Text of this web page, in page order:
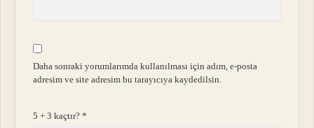
Daha sonraki yorumlarımda kullanılması için adım, e-posta
adresim ve site adresim bu tarayıcıya kaydedilsin.
5 + 3 kaçtır?*